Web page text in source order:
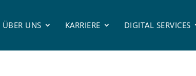
ÜBER UNS KARRIERE DIGITAL SERVICES